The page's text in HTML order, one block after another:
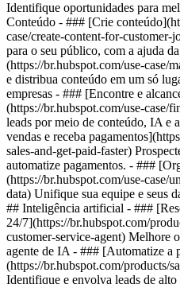
Identifique oportunidades para
Conteúdo - ### [Crie
case/create-content-for-
para o seu público, com a ajuda
(https://br.hubspot.com/use-case/
e distribua conteúdo em um só
empresas - ### [Encontre e
(https://br.hubspot.com/use-case/
leads por meio de conteúdo, IA e
vendas e receba
sales-and-get-paid-faster)
automatize pagamentos. - ###
(https://br.hubspot.com/use-case/
data) Unifique sua equipe e seus
## Inteligência artificial - ###
24/7](https://br.hubspot.com/
customer-service-agent) Melhore
agente de IA - ### [Automatize a
(https://br.hubspot.com/products/
Identifique e envolva leads de